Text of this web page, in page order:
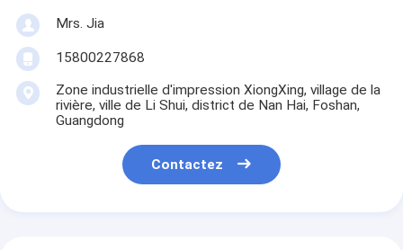
Mrs. Jia
15800227868
Zone industrielle d'impression XiongXing, village de la
rivière, ville de Li Shui, district de Nan Hai, Foshan,
Guangdong
Contactez